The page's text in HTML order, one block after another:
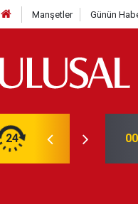
Manşetler Günün
24